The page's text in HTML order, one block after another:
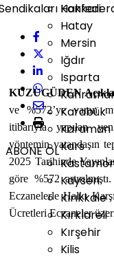
Hakkari
Hatay
Mersin
Iğdır
Isparta
Karabük
Karaman
Kars
Kayseri
Kırıkkale
Kırklareli
Kırşehir
Kilis
ABONE OL
KUZUGÜDEN
ve %572’ye varan
itibarıyla yapılan
yöntemin vatandaşın
2025 Tarihinde
göre %572
Eczanelerle Halkı
Ücretleri Eczaneler